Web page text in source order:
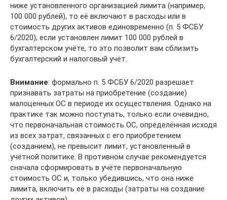
ниже установленного организацией лимита (например,
100 000 рублей), то её включают в расходы или в
стоимость других активов единовременно (п. 5 ФСБУ
6/2020); если установлен лимит 100 000 рублей в
бухгалтерском учёте, то это позволит вам сблизить
бухгалтерский и налоговый учёт.
Внимание: формально п. 5 ФСБУ 6/2020 разрешает
признавать затраты на приобретение (создание)
малоценных ОС в периоде их осуществления. Однако на
практике так можно поступать, только если очевидно,
что первоначальная стоимость ОС, определённая исходя
из всех затрат, связанных с его приобретением
(созданием), не превысит лимит, установленный в
учётной политике. В противном случае рекомендуется
сначала сформировать в учёте первоначальную
стоимость ОС и, только убедившись, что она ниже
лимита, включить её в расходы (затраты на создание